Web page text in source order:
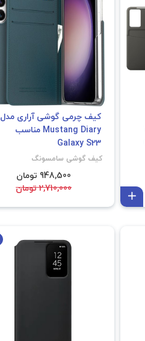
کیف چرمی گوشی آراری مدل
Mustang Diary مناسب
Galaxy S23
کیف گوشی سامسونگ
948,500 تومان
2,710,000 تومان